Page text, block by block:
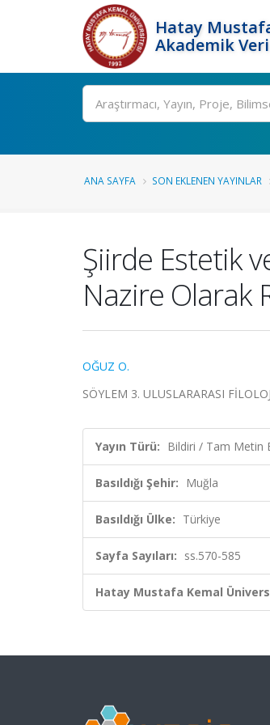
Hatay
Akademik
Ara
ANA SAYFA SON EKLENEN YAYINLAR
Şiirde Estetik
Nazire Olarak
OĞUZ O.
SÖYLEM 3. ULUSLARARASI
Yayın Türü: Bildiri / Tam Metin
Basıldığı Şehir: Muğla
Basıldığı Ülke: Türkiye
Sayfa Sayıları: ss.570-585
Hatay Mustafa Kemal